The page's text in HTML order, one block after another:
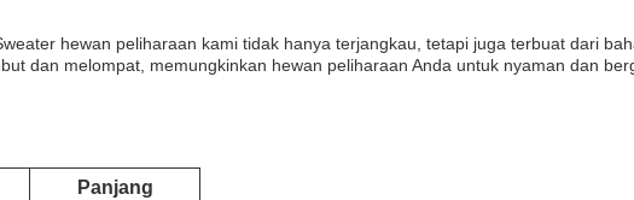
hewan peliharaan kami tidak hanya terjangkau, tetapi juga terbuat dari
dan melompat, memungkinkan hewan peliharaan Anda untuk nyaman dan
Panjang